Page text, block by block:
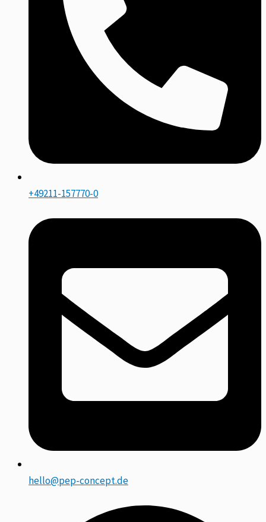
+49211-157770-0
hello@pep-concept.de